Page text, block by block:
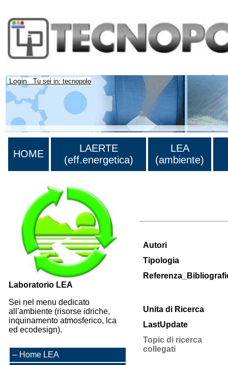
Login Tu sei in: tecnopolo
HOME
LAERTE
(eff.energetica)
LEA
(ambiente)
Laboratorio LEA
Sei nel menu dedicato
all'ambiente (risorse idriche,
inquinamento atmosferico, lca
ed ecodesign).
Home LEA
Autori
Tipologia
Unita di Ricerca
LastUpdate
Topic di ricerca
collegati